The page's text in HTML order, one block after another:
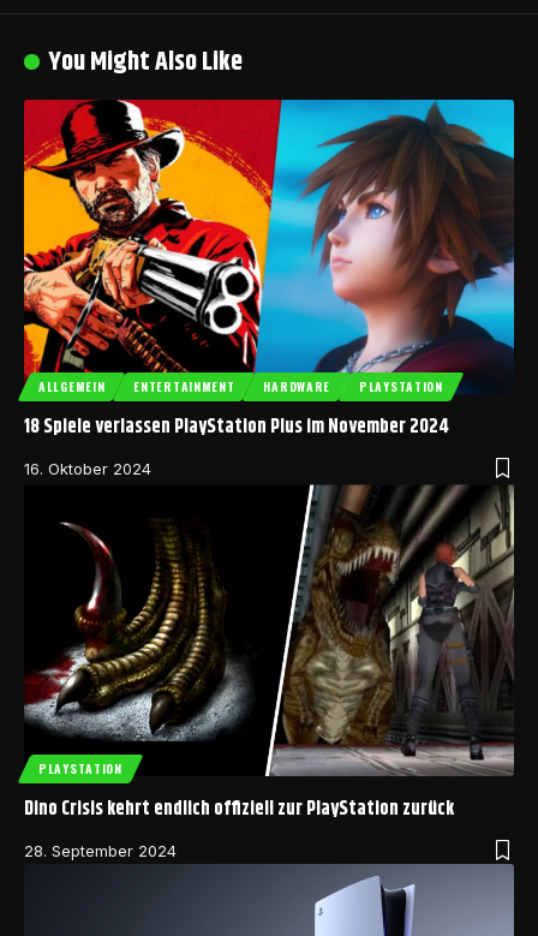
You Might Also Like
ALLGEMEIN ENTERTAINMENT HARDWARE PLAYSTATION
18 Spiele verlassen PlayStation Plus im November 2024
16. Oktober 2024
PLAYSTATION
Dino Crisis kehrt endlich offiziell zur PlayStation zurück
28. September 2024